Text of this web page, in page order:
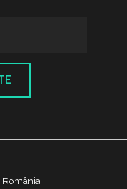
România